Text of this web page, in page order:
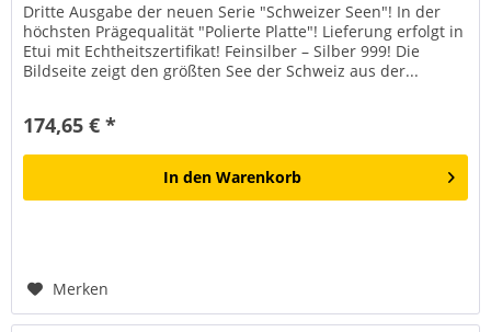
Dritte Ausgabe der neuen Serie "Schweizer Seen"! In der
höchsten Prägequalität "Polierte Platte"! Lieferung erfolgt in
Etui mit Echtheitszertifikat! Feinsilber – Silber 999! Die
Bildseite zeigt den größten See der Schweiz aus der...
174,65 € *
In den Warenkorb
Merken